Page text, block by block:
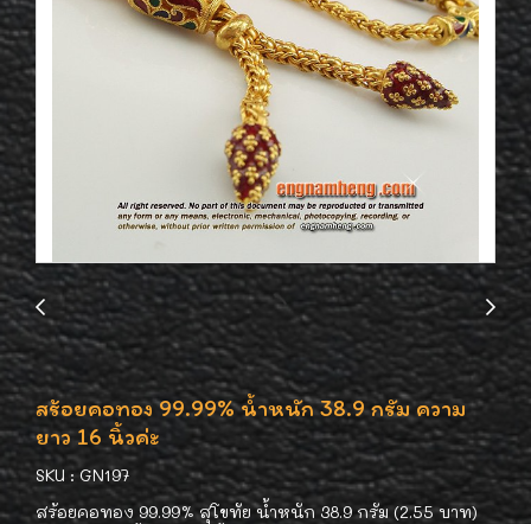
สร้อยคอทอง 99.99% น้ำหนัก 38.9 กรัม ความ
ยาว 16 นิ้วค่ะ
SKU : GN197
สร้อยคอทอง 99.99% สุโขทัย น้ำหนัก 38.9 กรัม (2.55 บาท)